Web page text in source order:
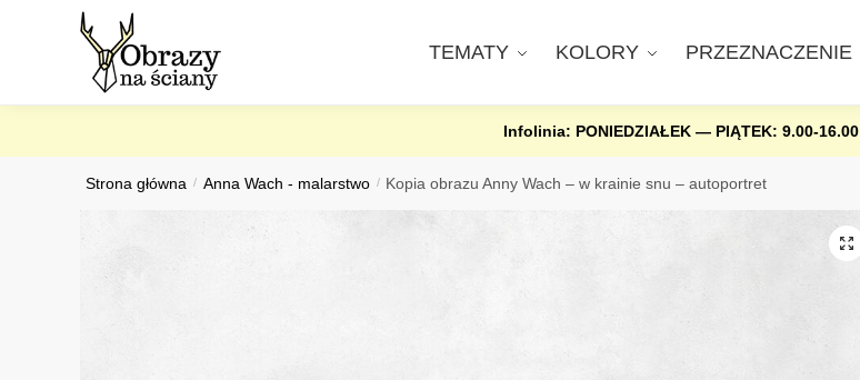
TEMATY KOLORY PRZEZNACZENIE
Infolinia: PONIEDZIAŁEK — PIĄTEK: 9.00-16.00
Strona główna / Anna Wach - malarstwo / Kopia obrazu Anny Wach – w krainie snu – autoportret